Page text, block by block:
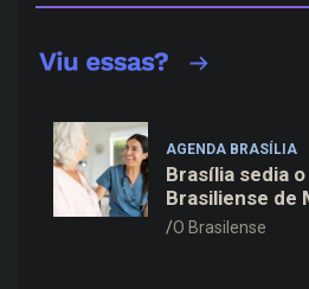
AGENDA BRASÍLIA
Brasília sedia
Brasiliense de
Família e
O Brasilense